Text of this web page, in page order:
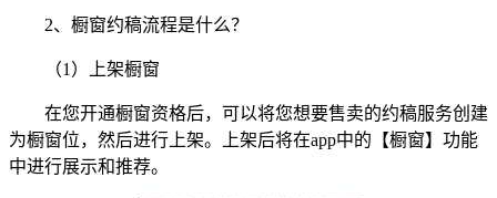
2、橱窗约稿流程是什么？
（1）上架橱窗
在您开通橱窗资格后，可以将您想要售卖的约稿服务创建
为橱窗位，然后进行上架。上架后将在app中的【橱窗】功能
中进行展示和推荐。